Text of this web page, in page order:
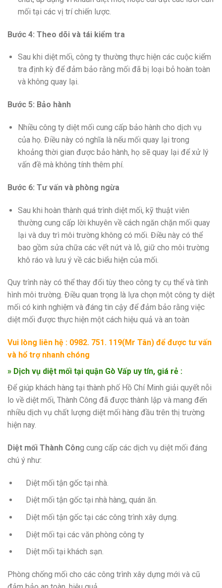
mối tại các vị trí chiến lược.
Bước 4: Theo dõi và tái kiểm tra
Sau khi diệt mối, công ty thường thực hiện các cuộc kiểm
tra định kỳ để đảm bảo rằng mối đã bị loại bỏ hoàn toàn
và không quay lại.
Bước 5: Bảo hành
Nhiều công ty diệt mối cung cấp bảo hành cho dịch vụ
của họ. Điều này có nghĩa là nếu mối quay lại trong
khoảng thời gian được bảo hành, họ sẽ quay lại để xử lý
vấn đề mà không tính thêm phí.
Bước 6: Tư vấn và phòng ngừa
Sau khi hoàn thành quá trình diệt mối, kỹ thuật viên
thường cung cấp lời khuyên về cách ngăn chặn mối quay
lại và duy trì môi trường không có mối. Điều này có thể
bao gồm sửa chữa các vết nứt và lỗ, giữ cho môi trường
khô ráo và lưu ý về các biểu hiện của mối.
Quy trình này có thể thay đổi tùy theo công ty cụ thể và tình
hình môi trường. Điều quan trọng là lựa chọn một công ty diệt
mối có kinh nghiệm và đáng tin cậy để đảm bảo rằng việc
diệt mối được thực hiện một cách hiệu quả và an toàn
Vui lòng liên hệ : 0982. 751. 119(Mr Tân) để được tư vấn
và hổ trợ nhanh chóng
» Dịch vụ diệt mối tại quận Gò Vấp uy tín, giá rẻ :
Để giúp khách hàng tại thành phố Hồ Chí Minh giải quyết nỗi
lo về diệt mối, Thành Công đã được thành lập và mang đến
nhiều dịch vụ chất lượng diệt mối hàng đầu trên thị trường
hiện nay.
Diệt mối Thành Công cung cấp các dịch vụ diệt mối đáng
chú ý như:
Diệt mối tận gốc tại nhà.
Diệt mối tận gốc tại nhà hàng, quán ăn.
Diệt mối tận gốc tại các công trình xây dựng.
Diệt mối tại các văn phòng công ty
Diệt mối tại khách sạn.
Phòng chống mối cho các công trình xây dựng mới và cũ